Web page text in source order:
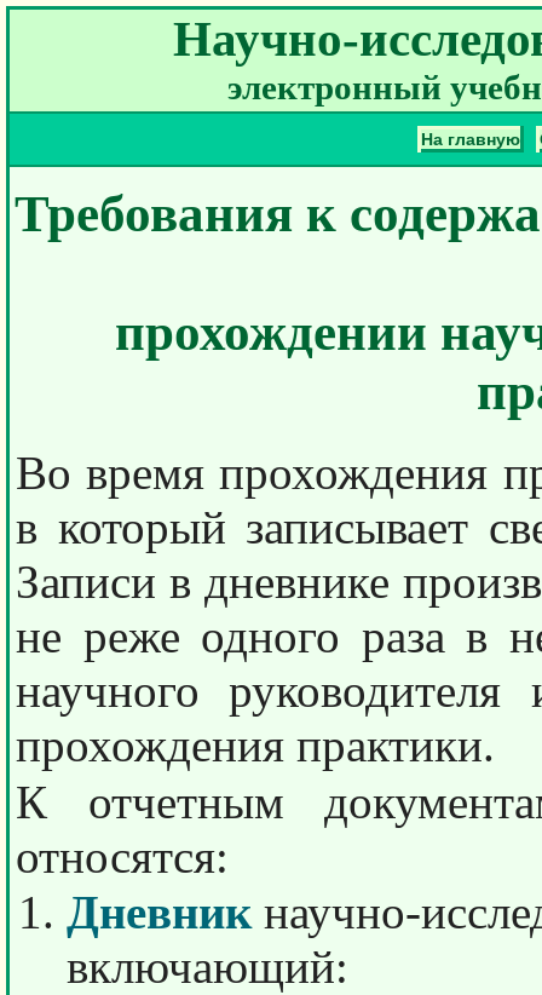
Научно-
электронный
На главную
Требования к
прохождении
Во время прохождения
в который записывает
Записи в дневнике
не реже одного раза в
научного
прохождения практики.
К отчетным
относятся:
Дневник научно-
включающий: